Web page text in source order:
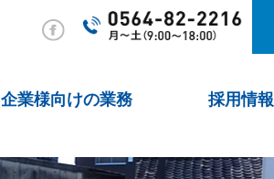
企業様向けの業務 採用情報